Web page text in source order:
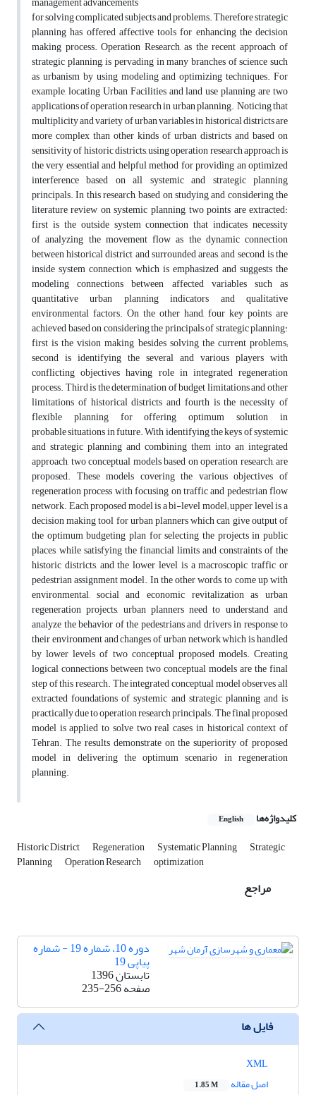
for solving complicated subjects and problems. Therefore strategic
planning has offered affective tools for enhancing the decision
making process. Operation Research, as the recent approach of
strategic planning, is pervading in many branches of science such
as urbanism by using modeling and optimizing techniques. For
example, locating Urban Facilities and land use planning are two
applications of operation research in urban planning. Noticing that
multiplicity and variety of urban variables in historical districts are
more complex than other kinds of urban districts and based on
sensitivity of historic districts, using operation research approach is
the very essential and helpful method for providing an optimized
interference based on all systemic and strategic planning
principals. In this research, based on studying and considering the
literature review on systemic planning, two points are extracted:
first is the outside system connection that indicates necessity
of analyzing the movement flow as the dynamic connection
between historical district and surrounded areas, and second, is the
inside system connection which is emphasized and suggests the
modeling connections between affected variables such as
quantitative urban planning indicators and qualitative
environmental factors. On the other hand, four key points are
achieved based on considering the principals of strategic planning:
first is the vision making besides solving the current problems;
second is identifying the several and various players with
conflicting objectives having role in integrated regeneration
process. Third is the determination of budget limitations and other
limitations of historical districts and fourth is the necessity of
flexible planning for offering optimum solution in
probable situations in future. With identifying the keys of systemic
and strategic planning and combining them into an integrated
approach, two conceptual models based on operation research, are
proposed. These models covering the various objectives of
regeneration process with focusing on traffic and pedestrian flow
network. Each proposed model is a bi-level model; upper level is a
decision making tool for urban planners which can give output of
the optimum budgeting plan for selecting the projects in public
places, while satisfying the financial limits and constraints of the
historic districts, and the lower level is a macroscopic traffic or
pedestrian assignment model. In the other words, to come up with
environmental, social and economic revitalization as urban
regeneration projects, urban planners need to understand and
analyze the behavior of the pedestrians and drivers in response to
their environment and changes of urban network which is handled
by lower levels of two conceptual proposed models. Creating
logical connections between two conceptual models are the final
step of this research. The integrated conceptual model observes all
extracted foundations of systemic and strategic planning and is
practically due to operation research principals. The final proposed
model is applied to solve two real cases in historical context of
Tehran. The results demonstrate on the superiority of proposed
model in delivering the optimum scenario in regeneration
planning.
کلیدواژه‌ها English
Historic District Regeneration Systematic Planning Strategic
Planning Operation Research optimization
مراجع
دوره 10، شماره 19 - شماره
پیاپی 19
تابستان 1396
صفحه235-256
فایل ها
اصل مقاله
1.85 M